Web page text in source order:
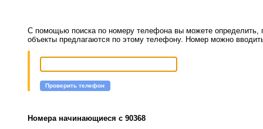
С помощью поиска по номеру телефона вы можете определить,
объекты предлагаются по этому телефону. Номер можно
Проверить телефон
Номера начинающиеся с 90368